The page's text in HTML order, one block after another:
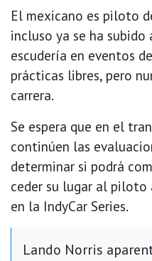
El mexicano es piloto
incluso ya se ha
escudería en eventos
prácticas libres, pero
carrera.
Se espera que en el
continúen las
determinar si podrá
ceder su lugar al
en la IndyCar Series.
Lando Norris